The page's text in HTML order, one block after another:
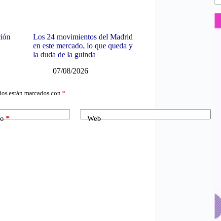
Los 24 movimientos del Madrid
en este mercado, lo que queda y
la duda de la guinda
07/08/2026
están marcados con *
* Web